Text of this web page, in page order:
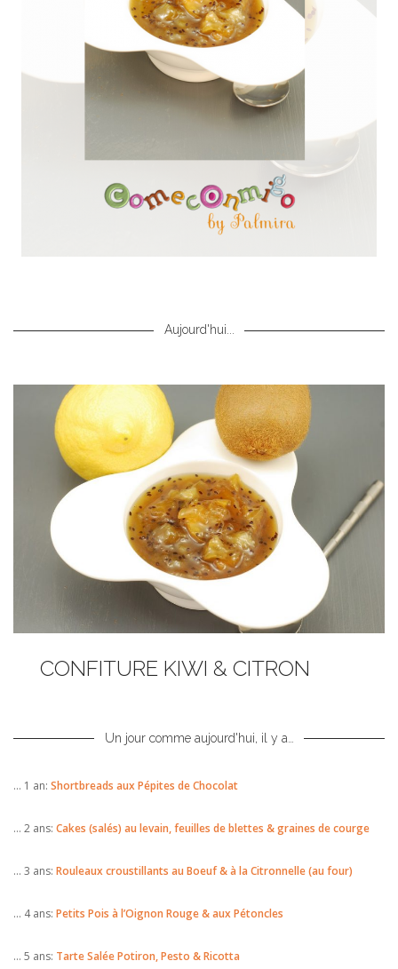
Aujourd'hui...
CONFITURE KIWI & CITRON
Un jour comme aujourd'hui, il y a…
… 1 an: Shortbreads aux Pépites de Chocolat
… 2 ans: Cakes (salés) au levain, feuilles de blettes & graines de courge
… 3 ans: Rouleaux croustillants au Boeuf & à la Citronnelle (au four)
… 4 ans: Petits Pois à l’Oignon Rouge & aux Pétoncles
… 5 ans: Tarte Salée Potiron, Pesto & Ricotta